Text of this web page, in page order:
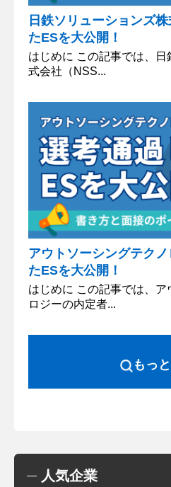
日鉄ソリューションズ
たESを大公開！
はじめに この記事では、
式会社（NSS...
アウトソーシングテク
たESを大公開！
はじめに この記事では、ア
ロジーの内定者...
もっ
人気企業